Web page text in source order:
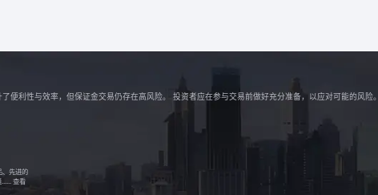
利性与效率，但保证金交易仍存在高风险。 投资者应在参与交易前做好充分准备，以应对可能的风险。
、先进的
查看